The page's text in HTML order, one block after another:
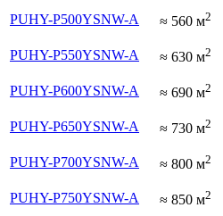
PUHY-P500YSNW-A
≈ 560 м2
PUHY-P550YSNW-A
≈ 630 м2
PUHY-P600YSNW-A
≈ 690 м2
PUHY-P650YSNW-A
≈ 730 м2
PUHY-P700YSNW-A
≈ 800 м2
PUHY-P750YSNW-A
≈ 850 м2